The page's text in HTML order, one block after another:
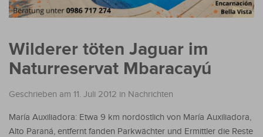
Wilderer töten Jaguar im
Naturreservat Mbaracayú
Geschrieben am 11. Juli 2012 in Nachrichten
María Auxiliadora: Etwa 9 km nordöstlich von María Auxiliadora,
Alto Paraná, entfernt fanden Parkwächter und Ermittler die Reste